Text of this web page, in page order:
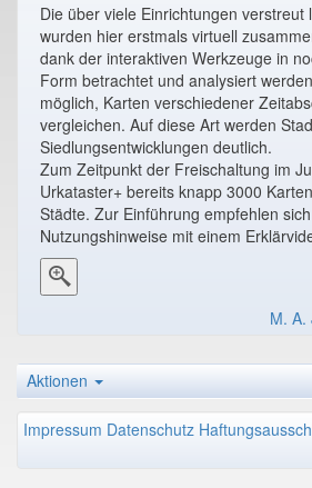
Die über viele Einrichtungen verstreut
wurden hier erstmals virtuell
dank der interaktiven Werkzeuge in
Form betrachtet und analysiert
möglich, Karten verschiedener
vergleichen. Auf diese Art werden
Siedlungsentwicklungen deutlich.
Zum Zeitpunkt der Freischaltung im
Urkataster+ bereits knapp 3000
Städte. Zur Einführung empfehlen
Nutzungshinweise mit einem
M. A.
Aktionen
Impressum Datenschutz